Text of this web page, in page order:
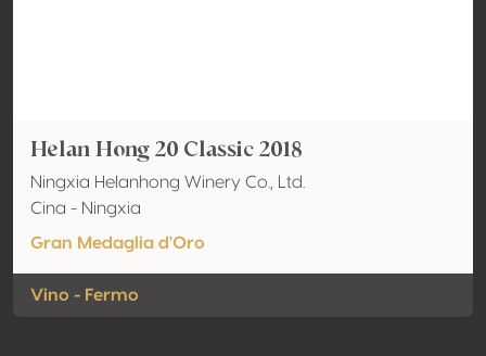
Helan Hong 20 Classic 2018
Ningxia Helanhong Winery Co., Ltd.
Cina - Ningxia
Gran Medaglia d'Oro
Vino - Fermo